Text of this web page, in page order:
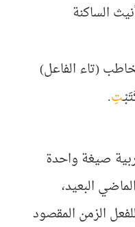
الساكنة
(تاء الفاعل)
تِ.
صيغة واحدة
البعيد،
الزمن المقصود